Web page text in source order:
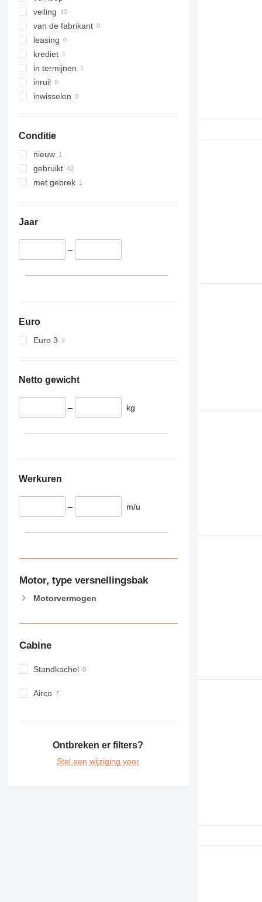
veiling
van de fabrikant
leasing
krediet
in termijnen
inruil
inwisselen
Conditie
nieuw
gebruikt
met gebrek
Jaar
–
Euro
Euro 3
Netto gewicht
– kg
Werkuren
– m/u
Motor, type versnellingsbak
Motorvermogen
Cabine
Standkachel
Airco
Ontbreken er filters?
Stel een wijziging voor